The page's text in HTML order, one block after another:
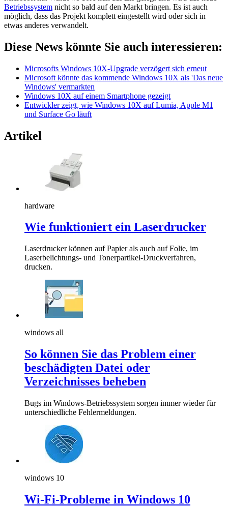
Betriebssystem nicht so bald auf den Markt bringen. Es ist auch
möglich, dass das Projekt komplett eingestellt wird oder sich in
etwas anderes verwandelt.
Diese News könnte Sie auch interessieren:
Microsofts Windows 10X-Upgrade verzögert sich erneut
Microsoft könnte das kommende Windows 10X als 'Das neue
Windows' vermarkten
Windows 10X auf einem Smartphone gezeigt
Entwickler zeigt, wie Windows 10X auf Lumia, Apple M1
und Surface Go läuft
Artikel
hardware
Wie funktioniert ein Laserdrucker
Laserdrucker können auf Papier als auch auf Folie, im
Laserbelichtungs- und Tonerpartikel-Druckverfahren,
drucken.
windows all
So können Sie das Problem einer
beschädigten Datei oder
Verzeichnisses beheben
Bugs im Windows-Betriebssystem sorgen immer wieder für
unterschiedliche Fehlermeldungen.
windows 10
Wi-Fi-Probleme in Windows 10